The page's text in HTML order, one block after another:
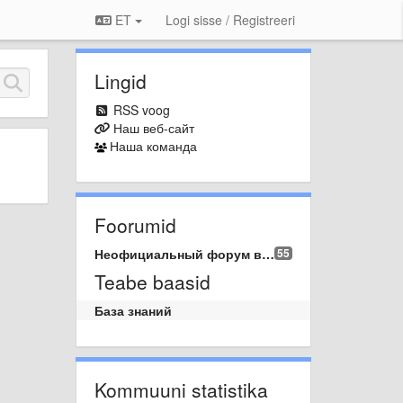
ET Logi sisse / Registreeri
Lingid
RSS voog
Наш веб-сайт
Наша команда
Foorumid
55
Неофициальный форум вопросов и предложений.
Teabe baasid
База знаний
Kommuuni statistika